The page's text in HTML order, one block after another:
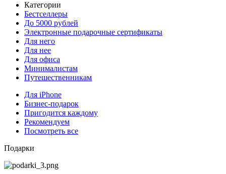
Категории
Бестселлеры
До 5000 рублей
Электронные подарочные сертификаты
Для него
Для нее
Для офиса
Минималистам
Путешественникам
Для iPhone
Бизнес-подарок
Пригодится каждому
Рекомендуем
Посмотреть все
Подарки